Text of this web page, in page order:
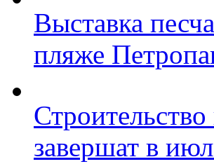
Выставка
пляже
завершат в